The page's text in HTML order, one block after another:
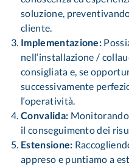
soluzione,
cliente.
Implementazione:
nell‘installazione /
consigliata e, se
successivamente
l‘operatività.
Convalida:
il conseguimento dei
Estensione:
appreso e puntiamo a